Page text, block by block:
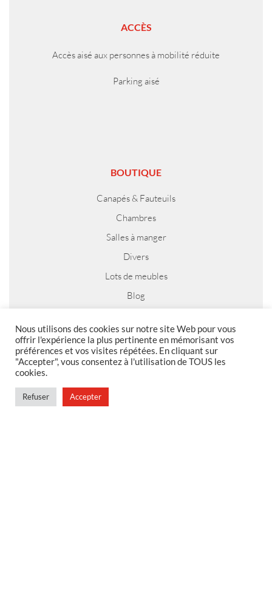
ACCÈS
Accès aisé aux personnes à mobilité réduite
Parking aisé
BOUTIQUE
Canapés & Fauteuils
Chambres
Salles à manger
Divers
Lots de meubles
Blog
MENTIONS LEGALES
Politique de confidentialité
Conditions générales de vente
Nous utilisons des cookies sur notre site Web pour vous
offrir l'expérience la plus pertinente en mémorisant vos
préférences et vos visites répétées. En cliquant sur
"Accepter", vous consentez à l'utilisation de TOUS les
cookies.
Refuser Accepter